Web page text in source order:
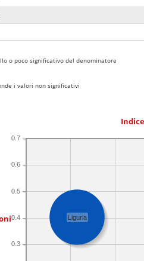
o poco significativo del denominatore
i valori non significativi
0.3
0.4
0.5
0.6
0.7
Liguria